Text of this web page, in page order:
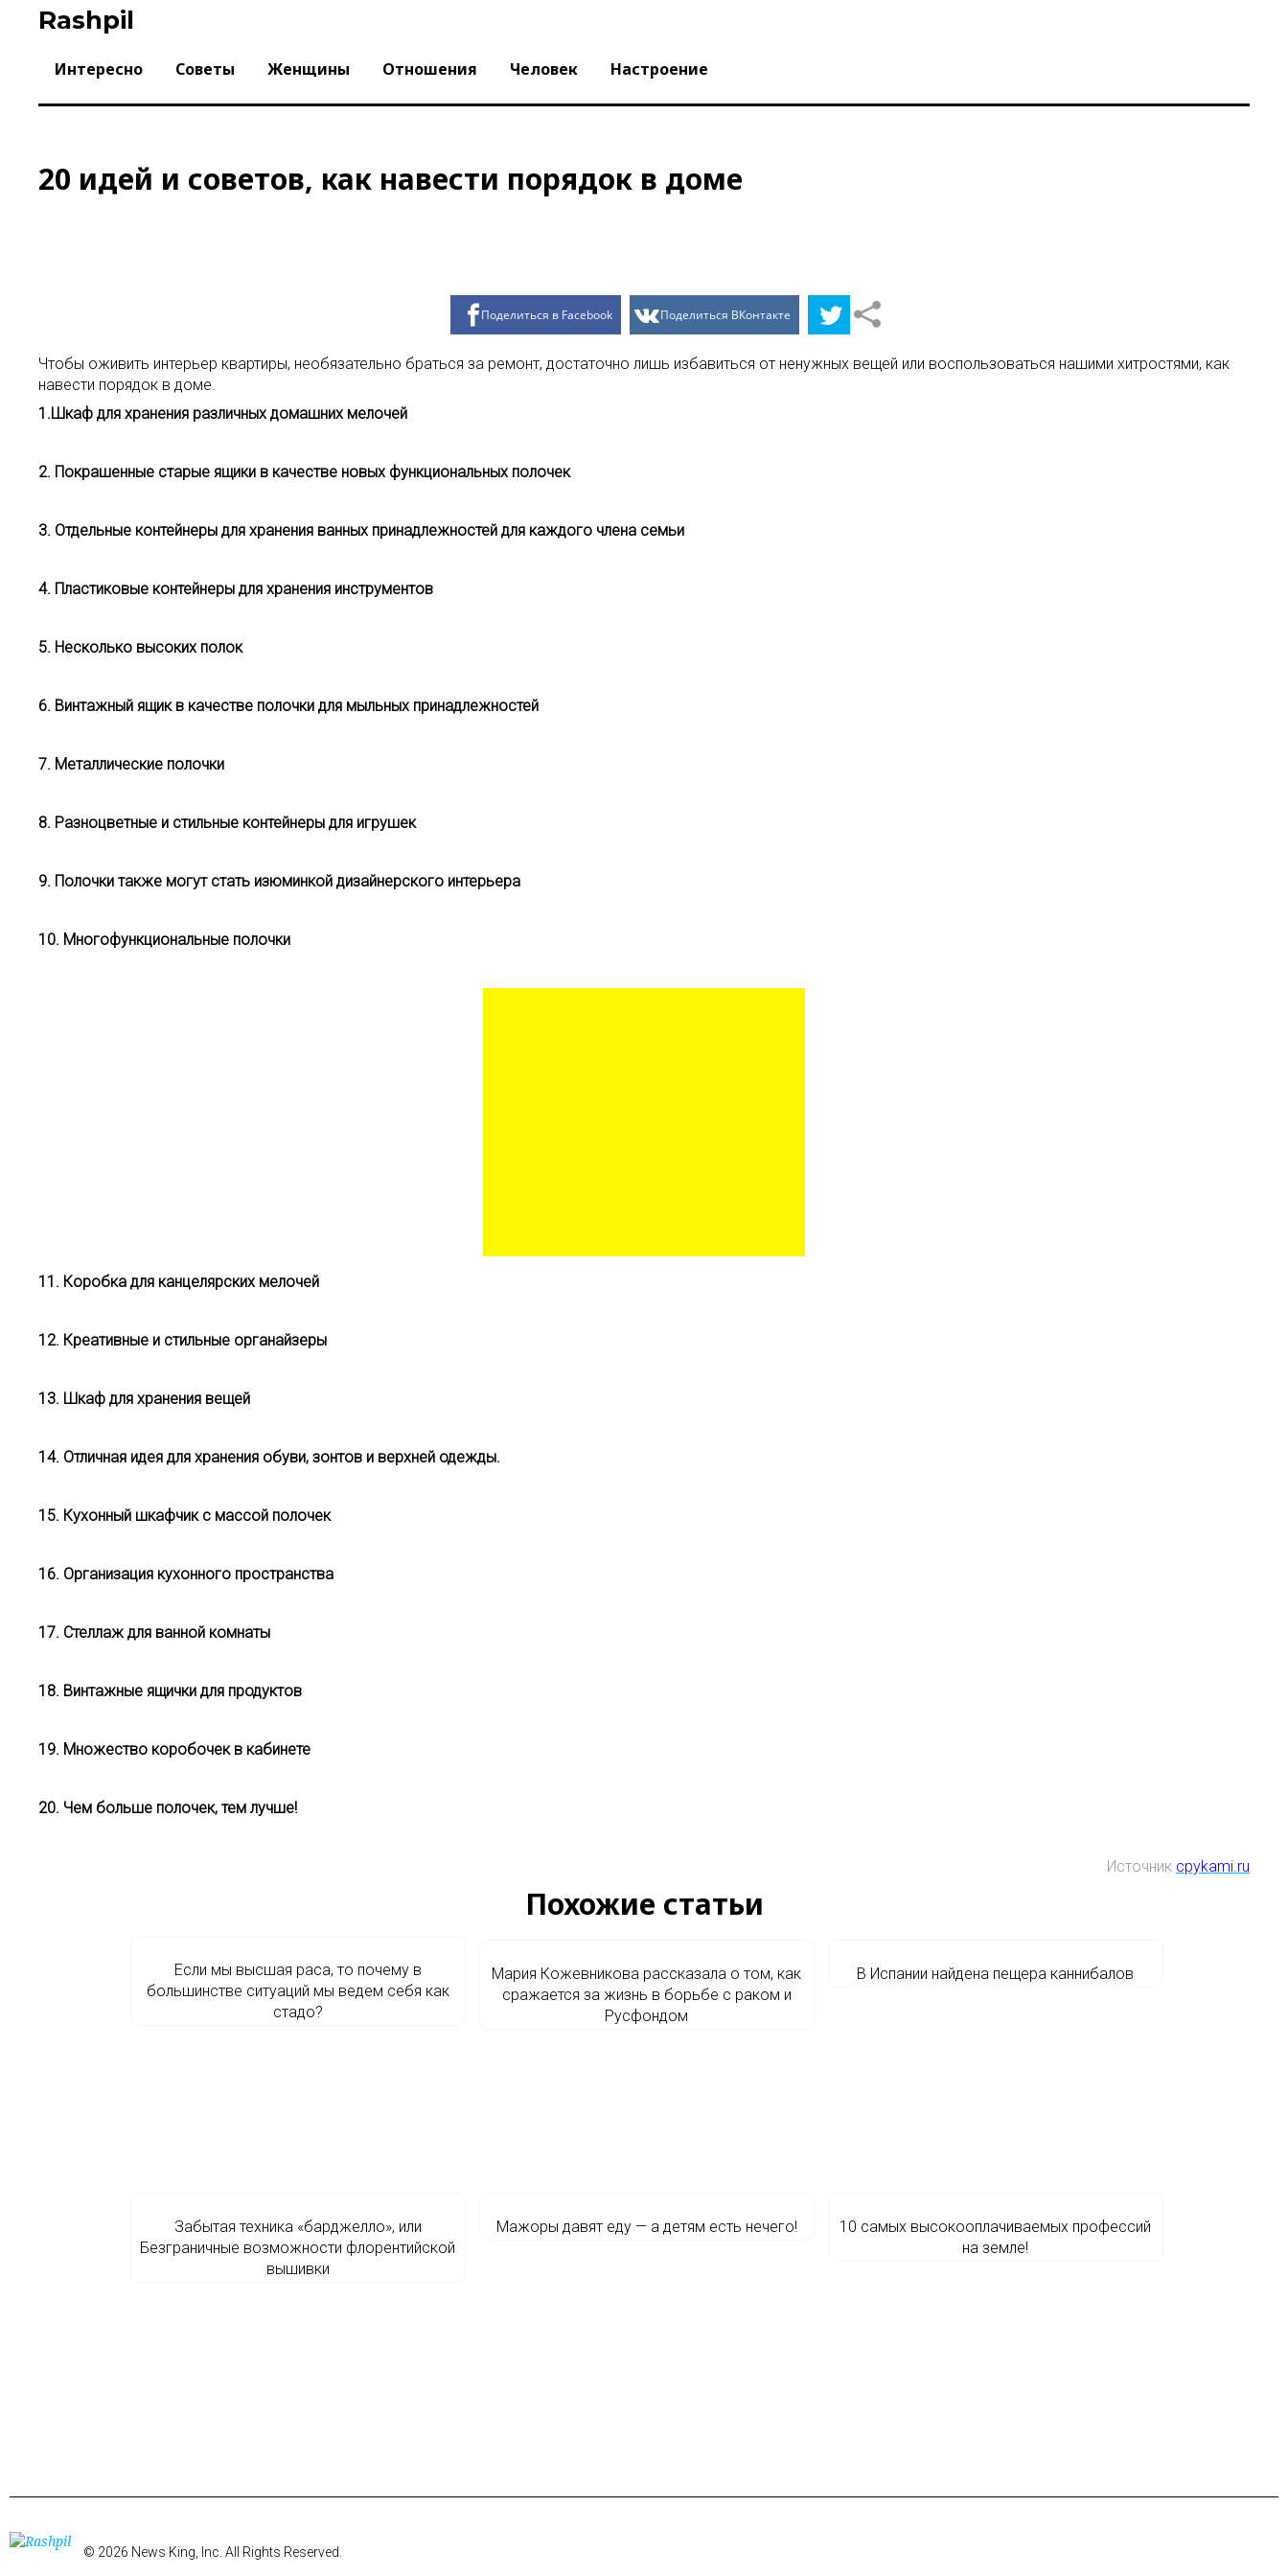
Rashpil
Интересно Советы Женщины Отношения Человек Настроение
20 идей и советов, как навести порядок в доме
Поделиться в Facebook Поделиться ВКонтакте
Чтобы оживить интерьер квартиры, необязательно браться за ремонт, достаточно лишь избавиться от ненужных вещей или воспользоваться нашими хитростями, как
навести порядок в доме.
1.Шкаф для хранения различных домашних мелочей
2. Покрашенные старые ящики в качестве новых функциональных полочек
3. Отдельные контейнеры для хранения ванных принадлежностей для каждого члена семьи
4. Пластиковые контейнеры для хранения инструментов
5. Несколько высоких полок
6. Винтажный ящик в качестве полочки для мыльных принадлежностей
7. Металлические полочки
8. Разноцветные и стильные контейнеры для игрушек
9. Полочки также могут стать изюминкой дизайнерского интерьера
10. Многофункциональные полочки
11. Коробка для канцелярских мелочей
12. Креативные и стильные органайзеры
13. Шкаф для хранения вещей
14. Отличная идея для хранения обуви, зонтов и верхней одежды.
15. Кухонный шкафчик с массой полочек
16. Организация кухонного пространства
17. Стеллаж для ванной комнаты
18. Винтажные ящички для продуктов
19. Множество коробочек в кабинете
20. Чем больше полочек, тем лучше!
Источник cpykami.ru
Похожие статьи
Если мы высшая раса, то почему в
большинстве ситуаций мы ведем себя как
стадо?
Мария Кожевникова рассказала о том, как
сражается за жизнь в борьбе с раком и
Русфондом
В Испании найдена пещера каннибалов
Забытая техника «барджелло», или
Безграничные возможности флорентийской
вышивки
Мажоры давят еду — а детям есть нечего!
10 самых высокооплачиваемых профессий
на земле!
© 2026 News King, Inc. All Rights Reserved.